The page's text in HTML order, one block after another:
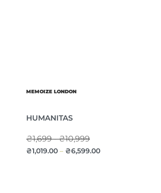
MEMOIZE LONDON
HUMANITAS
₴1,699 - ₴10,999
₴1,019.00 – ₴6,599.00